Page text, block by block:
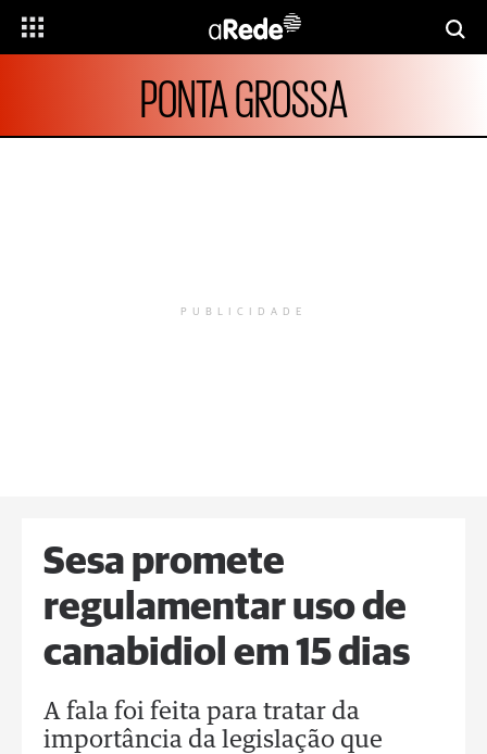
PONTA GROSSA
PUBLICIDADE
Sesa promete
regulamentar uso de
canabidiol em 15 dias
A fala foi feita para tratar da
importância da legislação que